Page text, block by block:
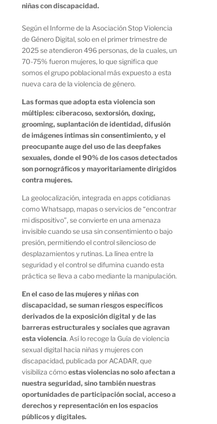
niñas con discapacidad.
Según el Informe de la Asociación Stop Violencia
de Género Digital, solo en el primer trimestre de
2025 se atendieron 496 personas, de la cuales, un
70-75% fueron mujeres, lo que significa que
somos el grupo poblacional más expuesto a esta
nueva cara de la violencia de género.
Las formas que adopta esta violencia son
múltiples: ciberacoso, sextorsión, doxing,
grooming, suplantación de identidad, difusión
de imágenes íntimas sin consentimiento, y el
preocupante auge del uso de las deepfakes
sexuales, donde el 90% de los casos detectados
son pornográficos y mayoritariamente dirigidos
contra mujeres.
La geolocalización, integrada en apps cotidianas
como Whatsapp, mapas o servicios de “encontrar
mi dispositivo”, se convierte en una amenaza
invisible cuando se usa sin consentimiento o bajo
presión, permitiendo el control silencioso de
desplazamientos y rutinas. La línea entre la
seguridad y el control se difumina cuando esta
práctica se lleva a cabo mediante la manipulación.
En el caso de las mujeres y niñas con
discapacidad, se suman riesgos específicos
derivados de la exposición digital y de las
barreras estructurales y sociales que agravan
esta violencia. Así lo recoge la Guía de violencia
sexual digital hacia niñas y mujeres con
discapacidad, publicada por ACADAR, que
visibiliza cómoestas violencias no solo afectan a
nuestra seguridad, sino también nuestras
oportunidades de participación social, acceso a
derechos y representación en los espacios
públicos y digitales.